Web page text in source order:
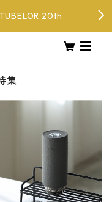
20th
集